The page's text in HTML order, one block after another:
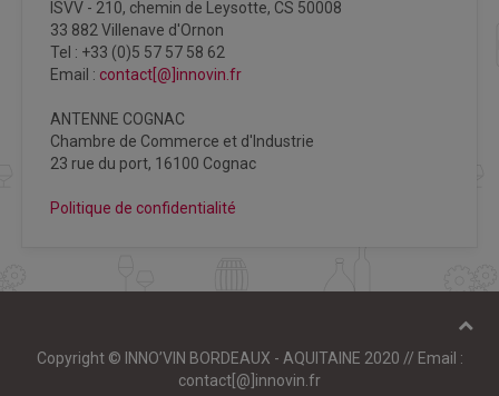
ISVV - 210, chemin de Leysotte, CS 50008
33 882 Villenave d'Ornon
Tel : +33 (0)5 57 57 58 62
Email : contact[@]innovin.fr
ANTENNE COGNAC
Chambre de Commerce et d'Industrie
23 rue du port, 16100 Cognac
Politique de confidentialité
Copyright © INNO’VIN BORDEAUX - AQUITAINE 2020 // Email :
contact[@]innovin.fr